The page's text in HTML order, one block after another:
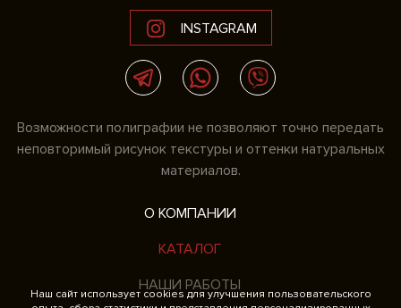
INSTAGRAM
Возможности полиграфии не позволяют точно передать
неповторимый рисунок текстуры и оттенки натуральных
материалов.
О КОМПАНИИ
КАТАЛОГ
НАШИ РАБОТЫ
Наш сайт использует cookies для улучшения пользовательского